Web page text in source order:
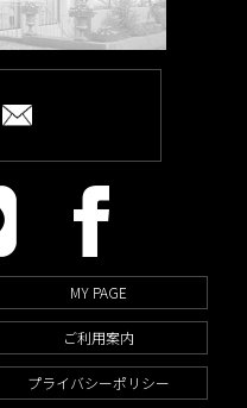
MY PAGE
ご利用案内
プライバシーポリシー